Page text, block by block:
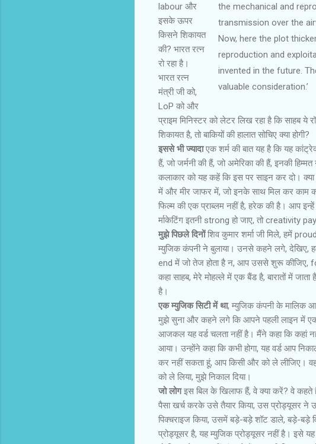
the mechanical and
transmission over the
Now, here the plot
reproduction and
invented in the future.
valuable consideration.’
labour और
इसके ऊपर
किसने शिकायत
की? भारत रत्न
रो रहा है।
भारत रत्न
मंत्री जी को,
LoP को और
प्राइम मिनिस्‍टर को लेटर लिख रहा है कि साहब
शिकायत है, तो बाकियों की हालात सोचिए क्या होगी?
इससे भी ज्यादाएक शर्म की बात यह है कि यह
हैं, जो जर्मनी की हैं, जो अमेरिका की हैं, इनकी
कलाकार को यह कहें कि इस पर साइन कर दो।
में और मीर जाफर में, जो इनके साथ मिल कर काम
फिल्‍म की एक प्राब्‍लम नहीं है, हरेक की है। आप
र्माकेटिंग इतनी strong हो जाए, तो creativity
मुझे पिछले दिनोंशिव कुमार शर्मा जी मिले, हमें
म्‍युजिक कंपनी ने बुलाया। उनसे कहने लगे, देखिए,
end में जो तेज होता है न, आप उससे शुरू कीजिए,
कहा साहब, मेरे मोहल्‍ले में एक बैंड है, बारातों में
है।
एक म्‍युजिक सिटी में था, म्‍युजिक कंपनी के मालिक
मुझे सुना और कहने लगे कि आपने पहली लाइन में एक
आजकल यह वर्ड चलता नहीं है। मैंने कहा कि कहां
आया। उन्‍होंने कहा कि कभी होगा, यह वर्ड आप
कर नहीं सकता हूं, आप किसी और को ले लीजिए।
को ले लिया, मुझे निकाल दिया।
जो लोगइस बिल के खिलाफ हैं, वे क्या करें? वे कहते
पैसा खर्च करके उसे तैयार किया, उस प्रोड्यूसर ने
पिक्चराइज किया, उसमें बड़े-बड़े शॉट डाले, बड़े-बड़े
प्रोड्यूसर है, यह म्‍युजिक प्रोड्यूसर नहीं है। इसे